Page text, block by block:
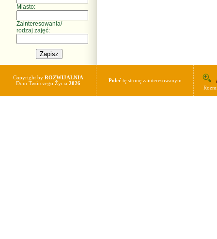
Miasto:
Zainteresowania/
rodzaj zajęć:
Copyright by ROZWIJALNIA
Dom Twórczego Życia 2026 Polećtę stronę zainteresowanym